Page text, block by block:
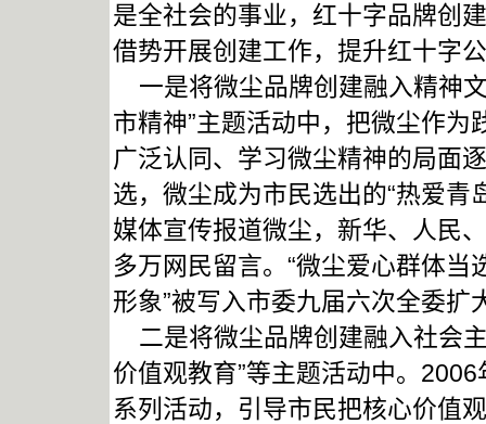
是全社会的事业，红十字品牌创
借势开展创建工作，提升红十字
一是将微尘品牌创建融入精神
市精神”主题活动中，把微尘作
广泛认同、学习微尘精神的局面
选，微尘成为市民选出的“热爱青
媒体宣传报道微尘，新华、人民
多万网民留言。“微尘爱心群体
形象”被写入市委九届六次全委扩
二是将微尘品牌创建融入社会
价值观教育”等主题活动中。
系列活动，引导市民把核心价值